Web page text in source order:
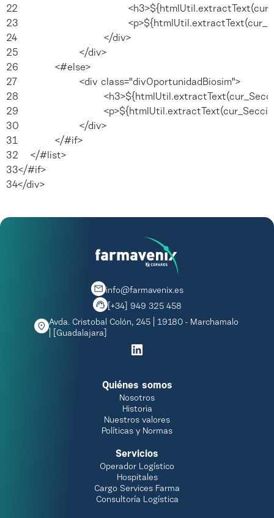
22
23
24
				</div>
25
			</div>
26
		<#else>
27
			<div class="divOportunidadBiosim">
28
29
30
			</div>
31
		</#if>
32
	</#list>
33</#if>
34</div>
info@farmavenix.es
[+34] 949 325 458
Avda. Cristobal Colón, 245 | 19180 - Marchamalo
| [Guadalajara]
Quiénes somos
Nosotros
Historia
Nuestros valores
Políticas y Normas
Servicios
Operador Logístico
Hospitales
Cargo Services Farma
Consultoría Logística